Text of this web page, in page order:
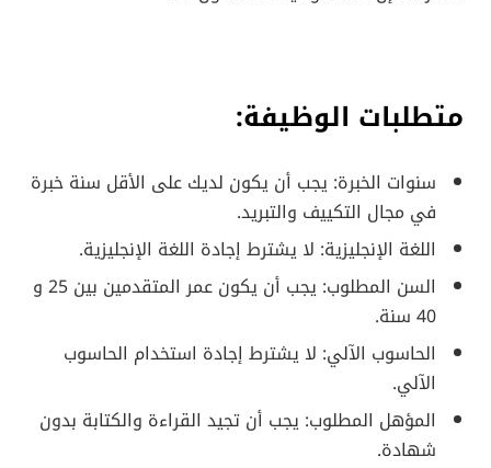
متطلبات الوظيفة:
سنوات الخبرة: يجب أن يكون لديك على الأقل سنة خبرة
في مجال التكييف والتبريد.
اللغة الإنجليزية: لا يشترط إجادة اللغة الإنجليزية.
السن المطلوب: يجب أن يكون عمر المتقدمين بين 25 و
40 سنة.
الحاسوب الآلي: لا يشترط إجادة استخدام الحاسوب
الآلي.
المؤهل المطلوب: يجب أن تجيد القراءة والكتابة بدون
شهادة.